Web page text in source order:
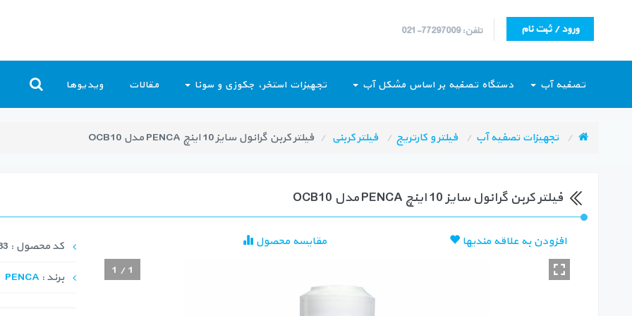
تلفن: 77297009-021 ورود / ثبت نام
تصفیه آب دستگاه تصفیه بر اساس مشکل آب تجهیزات استخر، جکوزی و سونا مقالات ویدیوها
تجهیزات تصفیه آب فیلتر و کارتریج فیلتر کربنی فیلتر کربن گرانول سایز 10 اینچ PENCA مدل OCB10
فیلتر کربن گرانول سایز 10 اینچ PENCA مدل OCB10
افزودن به علاقه مندیها
مقایسه محصول
1 /1
کد محصول : FLT-1283
برند : PENCA